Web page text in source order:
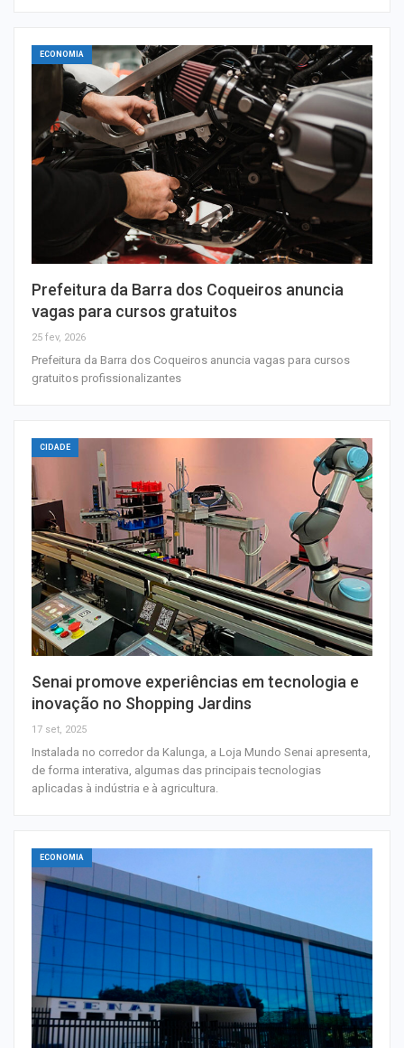
ECONOMIA
Prefeitura da Barra dos Coqueiros anuncia
vagas para cursos gratuitos
25 fev, 2026
Prefeitura da Barra dos Coqueiros anuncia vagas para cursos
gratuitos profissionalizantes
CIDADE
Senai promove experiências em tecnologia e
inovação no Shopping Jardins
17 set, 2025
Instalada no corredor da Kalunga, a Loja Mundo Senai apresenta,
de forma interativa, algumas das principais tecnologias
aplicadas à indústria e à agricultura.
ECONOMIA